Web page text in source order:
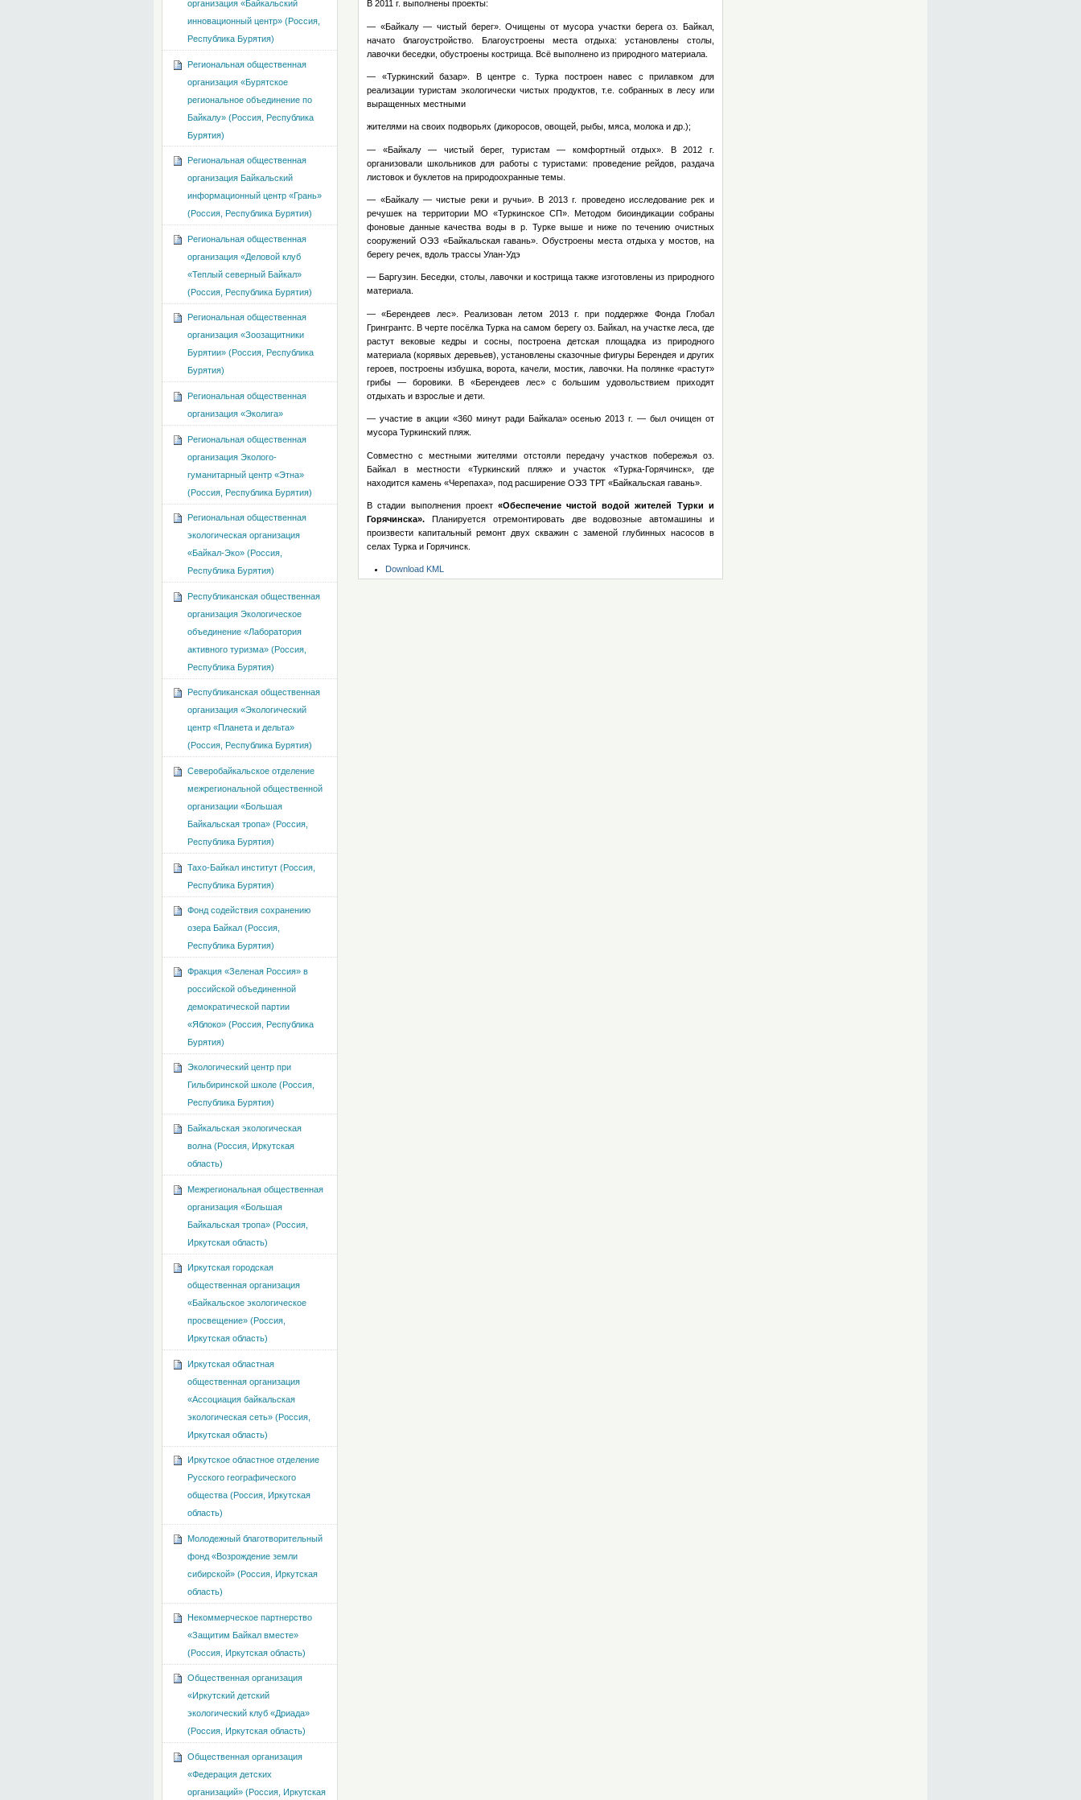
В 2011 г. выполнены проекты:
— «Байкалу — чистый берег». Очищены от мусора участки берега оз. Байкал,
начато благоустройство. Благоустроены места отдыха: установлены столы,
лавочки беседки, обустроены кострища. Всё выполнено из природного материала.
— «Туркинский базар». В центре с. Турка построен навес с прилавком для
реализации туристам экологически чистых продуктов, т.е. собранных в лесу или
выращенных местными
жителями на своих подворьях (дикоросов, овощей, рыбы, мяса, молока и др.);
— «Байкалу — чистый берег, туристам — комфортный отдых». В 2012 г.
организовали школьников для работы с туристами: проведение рейдов, раздача
листовок и буклетов на природоохранные темы.
— «Байкалу — чистые реки и ручьи». В 2013 г. проведено исследование рек и
речушек на территории МО «Туркинское СП». Методом биоиндикации собраны
фоновые данные качества воды в р. Турке выше и ниже по течению очистных
сооружений ОЭЗ «Байкальская гавань». Обустроены места отдыха у мостов, на
берегу речек, вдоль трассы Улан-Удэ
— Баргузин. Беседки, столы, лавочки и кострища также изготовлены из природного
материала.
— «Берендеев лес». Реализован летом 2013 г. при поддержке Фонда Глобал
Грингрантс. В черте посёлка Турка на самом берегу оз. Байкал, на участке леса, где
растут вековые кедры и сосны, построена детская площадка из природного
материала (корявых деревьев), установлены сказочные фигуры Берендея и других
героев, построены избушка, ворота, качели, мостик, лавочки. На полянке «растут»
грибы — боровики. В «Берендеев лес» с большим удовольствием приходят
отдыхать и взрослые и дети.
— участие в акции «360 минут ради Байкала» осенью 2013 г. — был очищен от
мусора Туркинский пляж.
Совместно с местными жителями отстояли передачу участков побережья оз.
Байкал в местности «Туркинский пляж» и участок «Турка-Горячинск», где
находится камень «Черепаха», под расширение ОЭЗ ТРТ «Байкальская гавань».
В стадии выполнения проект «Обеспечение чистой водой жителей Турки и
Горячинска». Планируется отремонтировать две водовозные автомашины и
произвести капитальный ремонт двух скважин с заменой глубинных насосов в
селах Турка и Горячинск.
Операции
с
Download KML
организация «Байкальский
инновационный центр» (Россия,
Республика Бурятия)
Региональная общественная
организация «Бурятское
региональное объединение по
Байкалу» (Россия, Республика
Бурятия)
Региональная общественная
организация Байкальский
информационный центр «Грань»
(Россия, Республика Бурятия)
Региональная общественная
организация «Деловой клуб
«Теплый северный Байкал»
(Россия, Республика Бурятия)
Региональная общественная
организация «Зоозащитники
Бурятии» (Россия, Республика
Бурятия)
Региональная общественная
организация «Эколига»
Региональная общественная
организация Эколого-
гуманитарный центр «Этна»
(Россия, Республика Бурятия)
Региональная общественная
экологическая организация
«Байкал-Эко» (Россия,
Республика Бурятия)
Республиканская общественная
организация Экологическое
объединение «Лаборатория
активного туризма» (Россия,
Республика Бурятия)
Республиканская общественная
организация «Экологический
центр «Планета и дельта»
(Россия, Республика Бурятия)
Северобайкальское отделение
межрегиональной общественной
организации «Большая
Байкальская тропа» (Россия,
Республика Бурятия)
Тахо-Байкал институт (Россия,
Республика Бурятия)
Фонд содействия сохранению
озера Байкал (Россия,
Республика Бурятия)
Фракция «Зеленая Россия» в
российской объединенной
демократической партии
«Яблоко» (Россия, Республика
Бурятия)
Экологический центр при
Гильбиринской школе (Россия,
Республика Бурятия)
Байкальская экологическая
волна (Россия, Иркутская
область)
Межрегиональная общественная
организация «Большая
Байкальская тропа» (Россия,
Иркутская область)
Иркутская городская
общественная организация
«Байкальское экологическое
просвещение» (Россия,
Иркутская область)
Иркутская областная
общественная организация
«Ассоциация байкальская
экологическая сеть» (Россия,
Иркутская область)
Иркутское областное отделение
Русского географического
общества (Россия, Иркутская
область)
Молодежный благотворительный
фонд «Возрождение земли
сибирской» (Россия, Иркутская
область)
Некоммерческое партнерство
«Защитим Байкал вместе»
(Россия, Иркутская область)
Общественная организация
«Иркутский детский
экологический клуб «Дриада»
(Россия, Иркутская область)
Общественная организация
«Федерация детских
организаций» (Россия, Иркутская